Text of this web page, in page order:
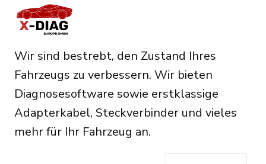
Wir sind bestrebt, den Zustand Ihres
Fahrzeugs zu verbessern. Wir bieten
Diagnosesoftware sowie erstklassige
Adapterkabel, Steckverbinder und vieles
mehr für Ihr Fahrzeug an.